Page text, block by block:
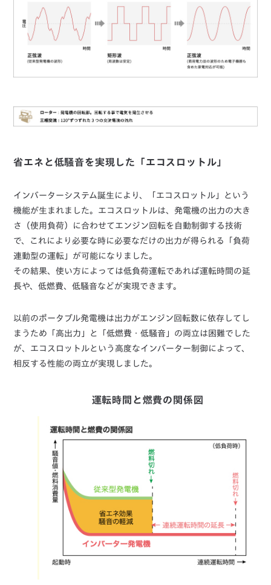
省エネと低騒音を実現した「エコスロットル」
インバーターシステム誕生により、「エコスロットル」という
機能が生まれました。エコスロットルは、発電機の出力の大き
さ（使用負荷）に合わせてエンジン回転を自動制御する技術
で、これにより必要な時に必要なだけの出力が得られる「負荷
連動型の運転」が可能になりました。
その結果、使い方によっては低負荷運転であれば運転時間の延
長や、低燃費、低騒音などが実現できます。
以前のポータブル発電機は出力がエンジン回転数に依存してし
まうため「高出力」と「低燃費・低騒音」の両立は困難でした
が、エコスロットルという高度なインバーター制御によって、
相反する性能の両立が実現しました。
運転時間と燃費の関係図